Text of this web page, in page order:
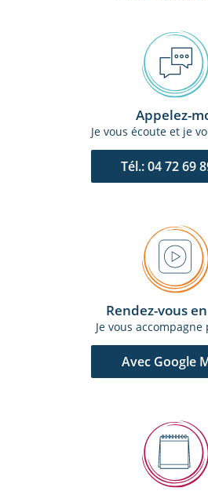
Appelez-
Je vous écoute et je
Tél.: 04 72 69
Rendez-vous
Je vous accompagne
Avec Google